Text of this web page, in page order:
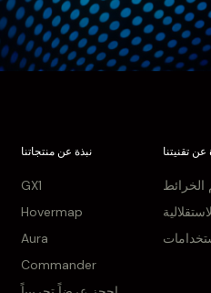
نبذة عن منتجاتنا
GX1
Hovermap
Aura
Commander
عن تقنيتنا